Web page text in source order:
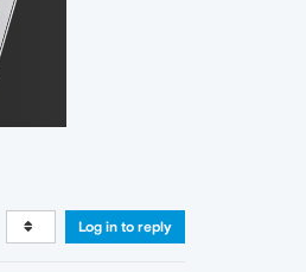
Log in to reply